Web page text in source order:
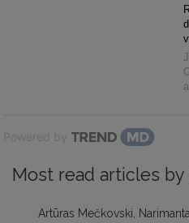
Powered by
Most read articles
Artūras Mečkovski,